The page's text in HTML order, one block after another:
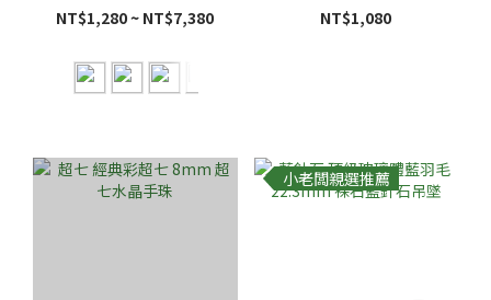
NT$1,280 ~ NT$7,380
NT$1,080
小老闆親選推薦